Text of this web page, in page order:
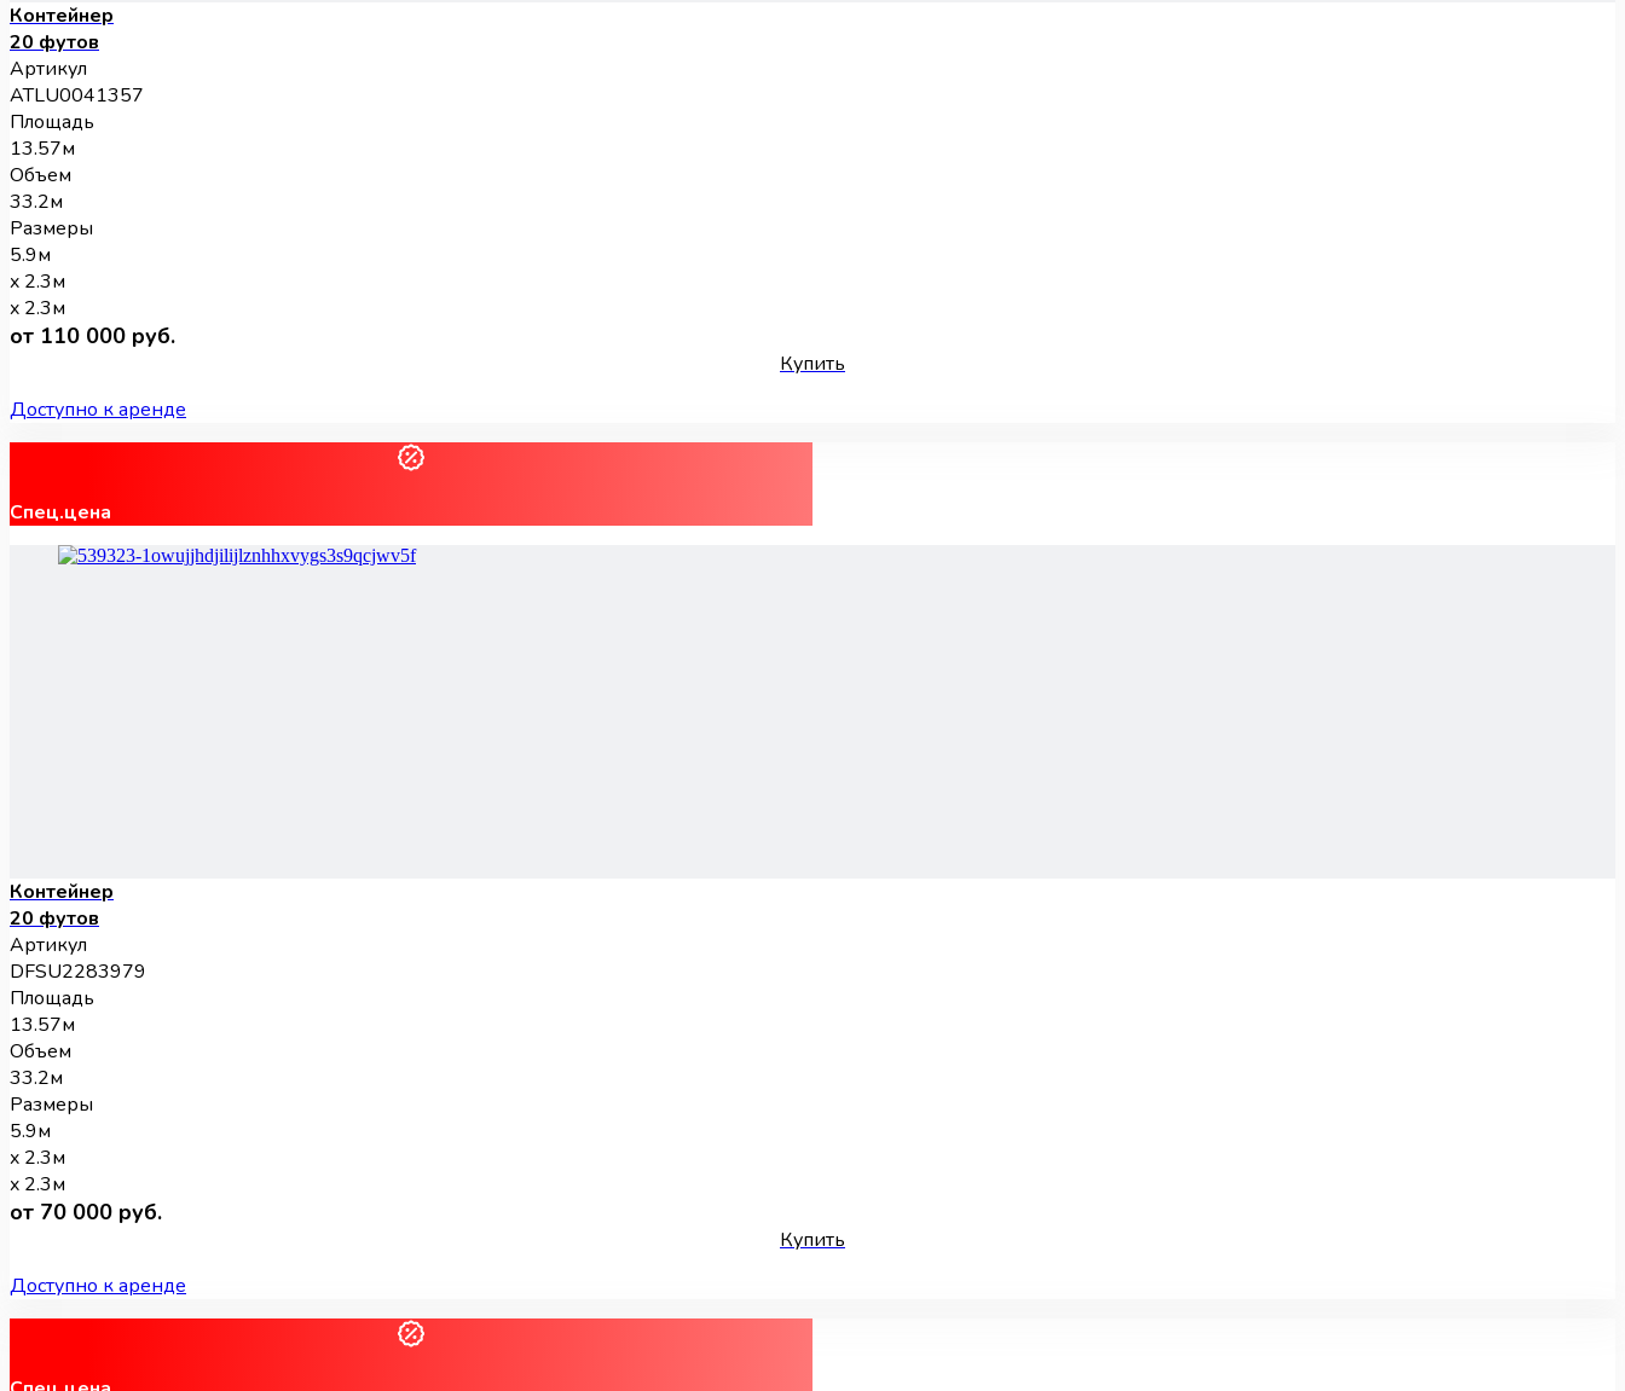
Контейнер
20 футов
Артикул
ATLU0041357
Площадь
13.57м
Объем
33.2м
Размеры
5.9м
x 2.3м
x 2.3м
от 110 000 руб.
Купить
Доступно к аренде
Спец.цена
Контейнер
20 футов
Артикул
DFSU2283979
Площадь
13.57м
Объем
33.2м
Размеры
5.9м
x 2.3м
x 2.3м
от 70 000 руб.
Купить
Доступно к аренде